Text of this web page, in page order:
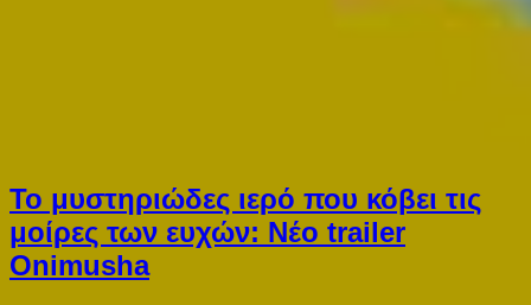
Το μυστηριώδες ιερό που κόβει τις
μοίρες των ευχών: Νέο trailer
Onimusha